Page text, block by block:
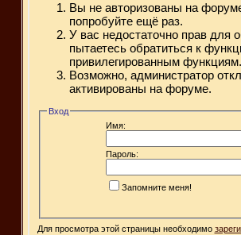
Вы не авторизованы на
попробуйте ещё раз.
У вас недостаточно прав для
пытаетесь обратиться к
привилегированным функциям.
Возможно, администратор
активированы на форуме.
Вход
Имя:
Пароль:
Запомните меня!
Для просмотра этой страницы необходимо